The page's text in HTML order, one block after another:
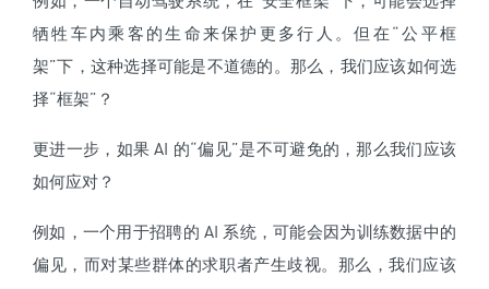
牺牲车内乘客的生命来保护更多行人。但在“公平框
架”下，这种选择可能是不道德的。那么，我们应该如何选
择“框架”？
更进一步，如果 AI 的“偏见”是不可避免的，那么我们应该
如何应对？
例如，一个用于招聘的 AI 系统，可能会因为训练数据中的
偏见，而对某些群体的求职者产生歧视。那么，我们应该